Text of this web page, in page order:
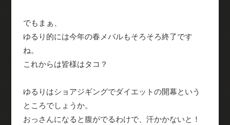
でもまぁ、
ゆるり的には今年の春メバルもそろそろ終了です
ね。
これからは皆様はタコ？
ゆるりはショアジギングでダイエットの開幕という
ところでしょうか。
おっさんになると腹がでるわけで、汗かかないと！